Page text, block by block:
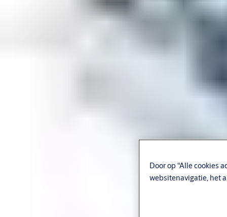
Door op “Alle cookies
websitenavigatie, het